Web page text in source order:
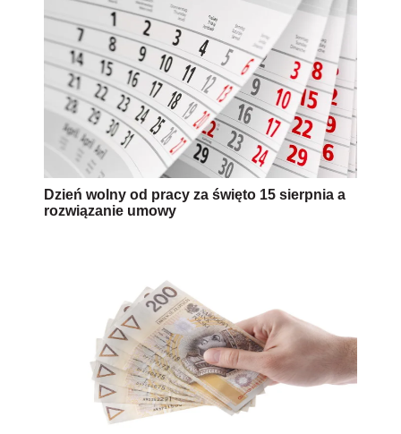
Dzień wolny od pracy za święto 15 sierpnia a
rozwiązanie umowy